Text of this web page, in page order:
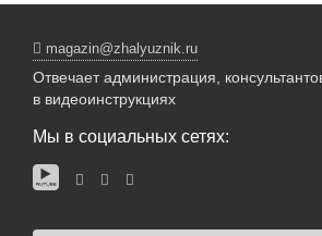
magazin@zhalyuznik.ru
Отвечает администрация,
в видеоинструкциях
Мы в социальных сетях: